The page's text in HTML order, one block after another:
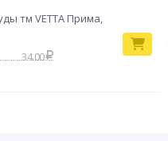
тм VETTA Прима,
34.00